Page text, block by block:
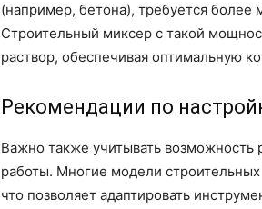
(например, бетона), требуется
Строительный миксер с такой
раствор, обеспечивая оптимальную
Рекомендации по
Важно также учитывать возможность
работы. Многие модели
что позволяет адаптировать